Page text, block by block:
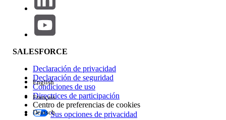
Repercusión de función
Edición
SALESFORCE
Declaración de privacidad
Declaración de seguridad
Condiciones de uso
Directrices de participación
Centro de preferencias de cookies
Sus opciones de privacidad
English
Français
Deutsch